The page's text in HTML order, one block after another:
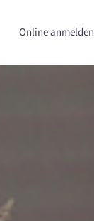
Online anmelden